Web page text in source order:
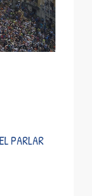
PARLAR